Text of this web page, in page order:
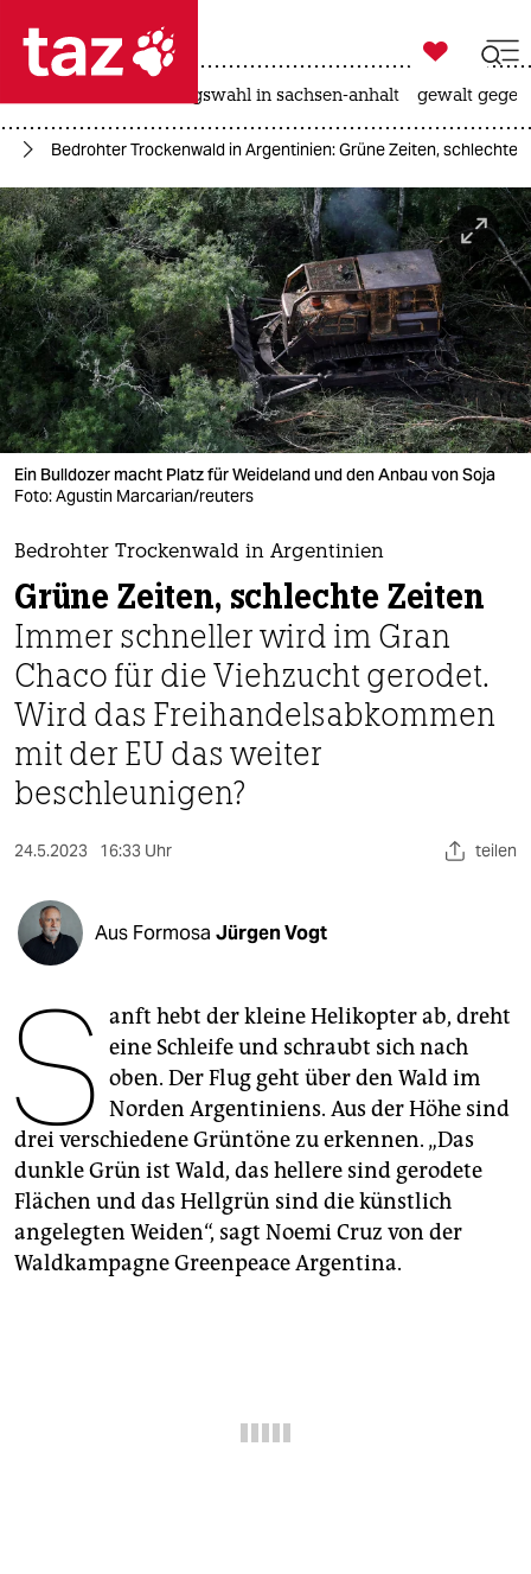
 taz zahl ich
taz zahl ich
themen
politik
öko
gesellschaft
kultur
sport
berlin
nord
wahrheit
verlag
verlag
veranstaltungen
unterstützen
genossenschaft
epaper login

taz zahl ich
landtagswahl in sachsen-anhalt gewalt
Bedrohter Trockenwald in Argentinien: Grüne Zeiten, schlechte
Ein Bulldozer macht Platz für Weideland und den Anbau von Soja
Foto: Agustin Marcarian/reuters
Bedrohter Trockenwald in Argentinien
Grüne Zeiten, schlechte Zeiten
Immer schneller wird im Gran
Chaco für die Viehzucht gerodet.
Wird das Freihandels­abkommen
mit der EU das weiter
beschleunigen?
24.5.2023 16:33 Uhr teilen
Aus Formosa Jürgen Vogt
S anft hebt der kleine Heli­kop­ter ab, dreht
eine Schleife und schraubt sich nach
oben. Der Flug geht über den Wald im
Norden Argenti­niens. Aus der Höhe sind
drei verschiedene Grüntöne zu erkennen. „Das
dunkle Grün ist Wald, das hellere sind gerodete
Flächen und das Hellgrün sind die künstlich
angelegten Weiden“, sagt Noemi Cruz von der
Waldkampagne Greenpeace Argentina.